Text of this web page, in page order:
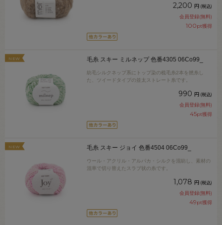
2,200 円 (税込)
会員登録(無料)
100pt獲得
NEW 毛糸 スキー ミルネップ 色番4305 06Co99_
紡毛シルクネップ系にトップ染の梳毛糸2本を撚糸し
た、ツイードタイプの並太ストレート糸です。
990 円 (税込)
会員登録(無料)
45pt獲得
NEW 毛糸 スキー ジョイ 色番4504 06Co99_
ウール・アクリル・アルパカ・シルクを混紡し、素材の
混率で切り替えたスラブ状の糸です。
1,078 円 (税込)
会員登録(無料)
49pt獲得